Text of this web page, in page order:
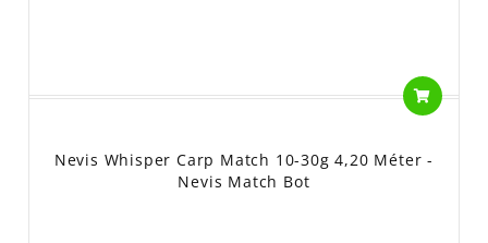
Nevis Whisper Carp Match 10-30g 4,20 Méter -
Nevis Match Bot